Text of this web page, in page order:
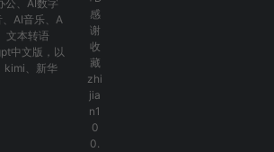
公、 AI数字
、 AI音乐、 A
文本转语
中文版 ，以
kimi 、 新华
感
谢
收
藏
zhi
jia
n1
0
0.